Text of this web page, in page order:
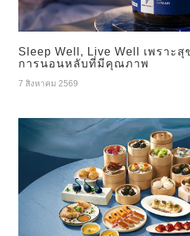
Sleep Well, Live Well เพราะ
การนอนหลับที่มีคุณภาพ
7 สิงหาคม 2569